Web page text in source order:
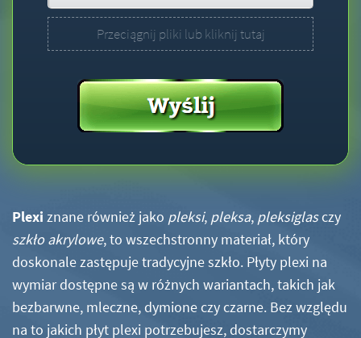
Przeciągnij pliki lub kliknij tutaj
Plexi znane również jako pleksi, pleksa, pleksiglasczy
szkło akrylowe, to wszechstronny materiał, który
doskonale zastępuje tradycyjne szkło. Płyty plexi na
wymiar dostępne są w różnych wariantach, takich jak
bezbarwne, mleczne, dymione czy czarne. Bez względu
na to jakich płyt plexi potrzebujesz, dostarczymy